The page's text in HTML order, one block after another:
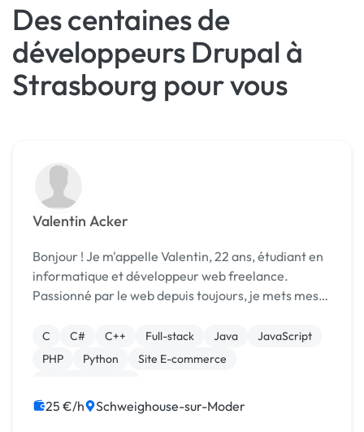
Des centaines de
développeurs Drupal à
Strasbourg pour vous
Valentin Acker
Bonjour ! Je m'appelle Valentin, 22 ans, étudiant en
informatique et développeur web freelance.
Passionné par le web depuis toujours, je mets mes
pour créer des sites web uniques et performants. ...
C C# C++ Full-stack Java
JavaScript
PHP
Python
Site E-commerce
25 €/h Schweighouse-sur-Moder